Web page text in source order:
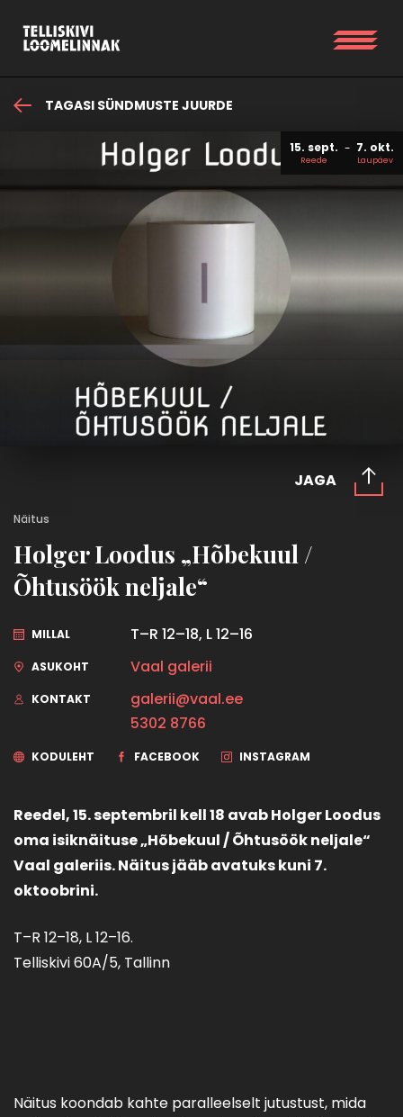
TAGASI SÜNDMUSTE JUURDE
15. sept.
Reede
7. okt.
Laupäev
Näitus
Holger Loodus „Hõbekuul /
Õhtusöök neljale“
MILLAL T–R 12–18, L 12–16
ASUKOHT Vaal galerii
KONTAKT
galerii@vaal.ee
5302 8766
KODULEHT FACEBOOK INSTAGRAM
JAGA
Reedel, 15. septembril kell 18 avab Holger Loodus
oma isiknäituse „Hõbekuul / Õhtusöök neljale“
Vaal galeriis. Näitus jääb avatuks kuni 7.
oktoobrini.
T–R 12–18, L 12–16.
Telliskivi 60A/5, Tallinn
Näitus koondab kahte paralleelselt jutustust, mida